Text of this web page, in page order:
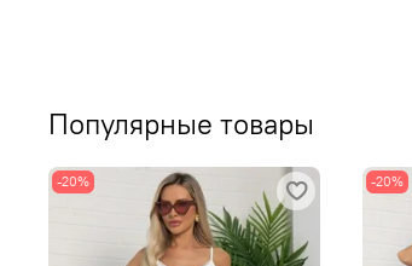
Популярные товары
-20% -20%